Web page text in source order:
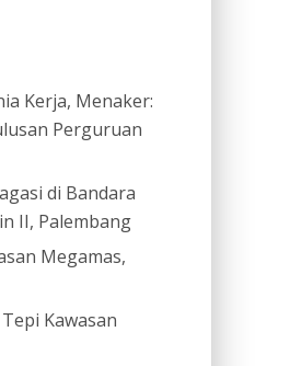
Kerja, Menaker:
Perguruan
di Bandara
II, Palembang
Megamas,
Kawasan